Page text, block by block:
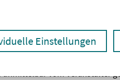
Einstellungen
vom Veranstalter